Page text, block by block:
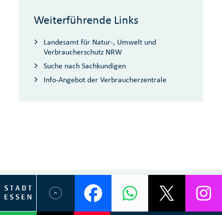
Weiterführende Links
Landesamt für Natur-, Umwelt und
Verbraucherschutz NRW
Suche nach Sachkundigen
Info-Angebot der Verbraucherzentrale